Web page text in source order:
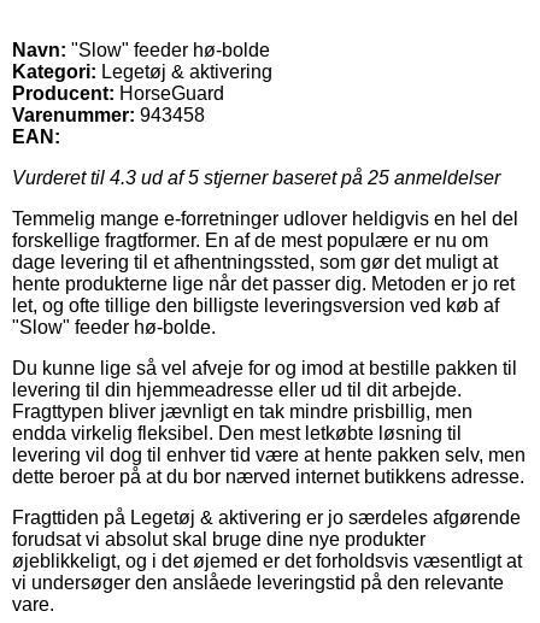
Navn: "Slow" feeder hø-bolde
Kategori: Legetøj & aktivering
Producent: HorseGuard
Varenummer: 943458
EAN:
Vurderet til 4.3 ud af 5 stjerner baseret på 25 anmeldelser
Temmelig mange e-forretninger udlover heldigvis en hel del
forskellige fragtformer. En af de mest populære er nu om
dage levering til et afhentningssted, som gør det muligt at
hente produkterne lige når det passer dig. Metoden er jo ret
let, og ofte tillige den billigste leveringsversion ved køb af
"Slow" feeder hø-bolde.
Du kunne lige så vel afveje for og imod at bestille pakken til
levering til din hjemmeadresse eller ud til dit arbejde.
Fragttypen bliver jævnligt en tak mindre prisbillig, men
endda virkelig fleksibel. Den mest letkøbte løsning til
levering vil dog til enhver tid være at hente pakken selv, men
dette beroer på at du bor nærved internet butikkens adresse.
Fragttiden på Legetøj & aktivering er jo særdeles afgørende
forudsat vi absolut skal bruge dine nye produkter
øjeblikkeligt, og i det øjemed er det forholdsvis væsentligt at
vi undersøger den anslåede leveringstid på den relevante
vare.